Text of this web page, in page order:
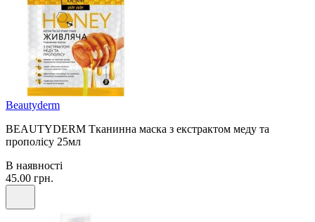
Beautyderm
BEAUTYDERM Тканинна маска з екстрактом меду та
прополісу 25мл
В наявності
45.00 грн.